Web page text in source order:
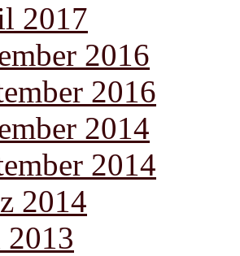
2017
2016
2016
2014
2014
2014
2013